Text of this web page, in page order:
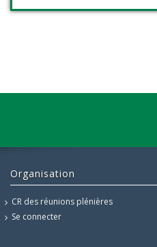
Organisation
CR des réunions plénières
Se connecter